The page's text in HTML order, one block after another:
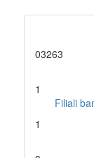
03263
1
Filiali
1